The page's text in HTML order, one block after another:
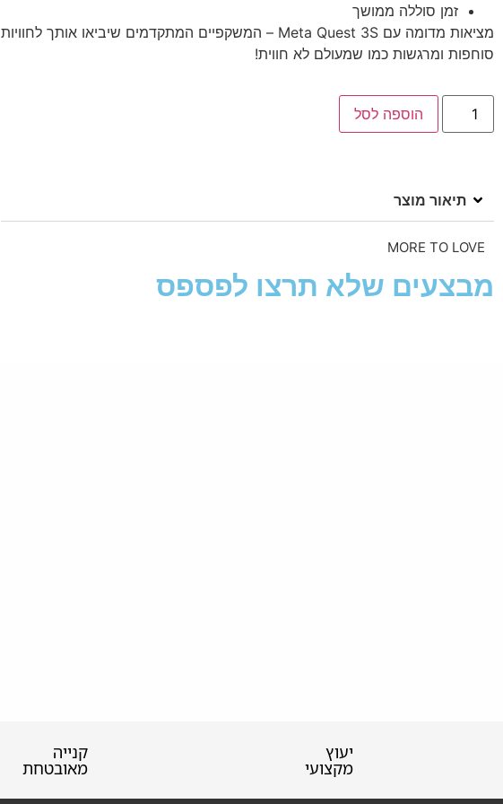
זמן סוללה ממושך
מציאות מדומה עם Meta Quest 3S – המשקפיים המתקדמים שיביאו אותך לחוויות
סוחפות ומרגשות כמו שמעולם לא חווית!
הוספה לסל
תיאור מוצר
MORE TO LOVE
מבצעים שלא תרצו לפספס
יעוץ
מקצועי
קנייה
מאובטחת